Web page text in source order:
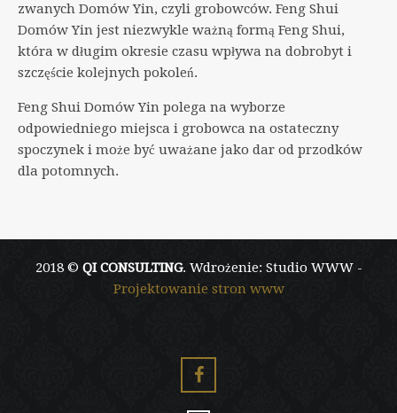
zwanych Domów Yin, czyli grobowców. Feng Shui
Domów Yin jest niezwykle ważną formą Feng Shui,
która w długim okresie czasu wpływa na dobrobyt i
szczęście kolejnych pokoleń.
Feng Shui Domów Yin polega na wyborze
odpowiedniego miejsca i grobowca na ostateczny
spoczynek i może być uważane jako dar od przodków
dla potomnych.
2018 © QI CONSULTING. Wdrożenie: Studio WWW -
Projektowanie stron www